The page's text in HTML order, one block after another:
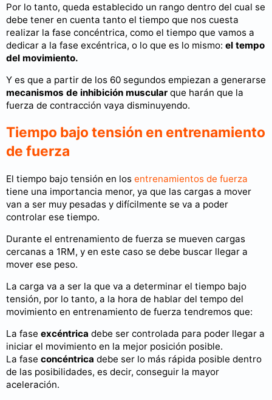
Por lo tanto, queda establecido un rango dentro del cual se
debe tener en cuenta tanto el tiempo que nos cuesta
realizar la fase concéntrica, como el tiempo que vamos a
dedicar a la fase excéntrica, o lo que es lo mismo: el tempo
del movimiento.
Y es que a partir de los 60 segundos empiezan a generarse
mecanismos de inhibición muscular que harán que la
fuerza de contracción vaya disminuyendo.
Tiempo bajo tensión en entrenamiento
de fuerza
El tiempo bajo tensión en los entrenamientos de fuerza
tiene una importancia menor, ya que las cargas a mover
van a ser muy pesadas y difícilmente se va a poder
controlar ese tiempo.
Durante el entrenamiento de fuerza se mueven cargas
cercanas a 1RM, y en este caso se debe buscar llegar a
mover ese peso.
La carga va a ser la que va a determinar el tiempo bajo
tensión, por lo tanto, a la hora de hablar del tempo del
movimiento en entrenamiento de fuerza tendremos que:
La fase excéntrica debe ser controlada para poder llegar a
iniciar el movimiento en la mejor posición posible.
La fase concéntrica debe ser lo más rápida posible dentro
de las posibilidades, es decir, conseguir la mayor
aceleración.